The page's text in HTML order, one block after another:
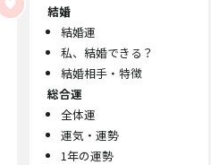
結婚
結婚運
私、結婚できる？
結婚相手・特徴
総合運
全体運
運気・運勢
1年の運勢